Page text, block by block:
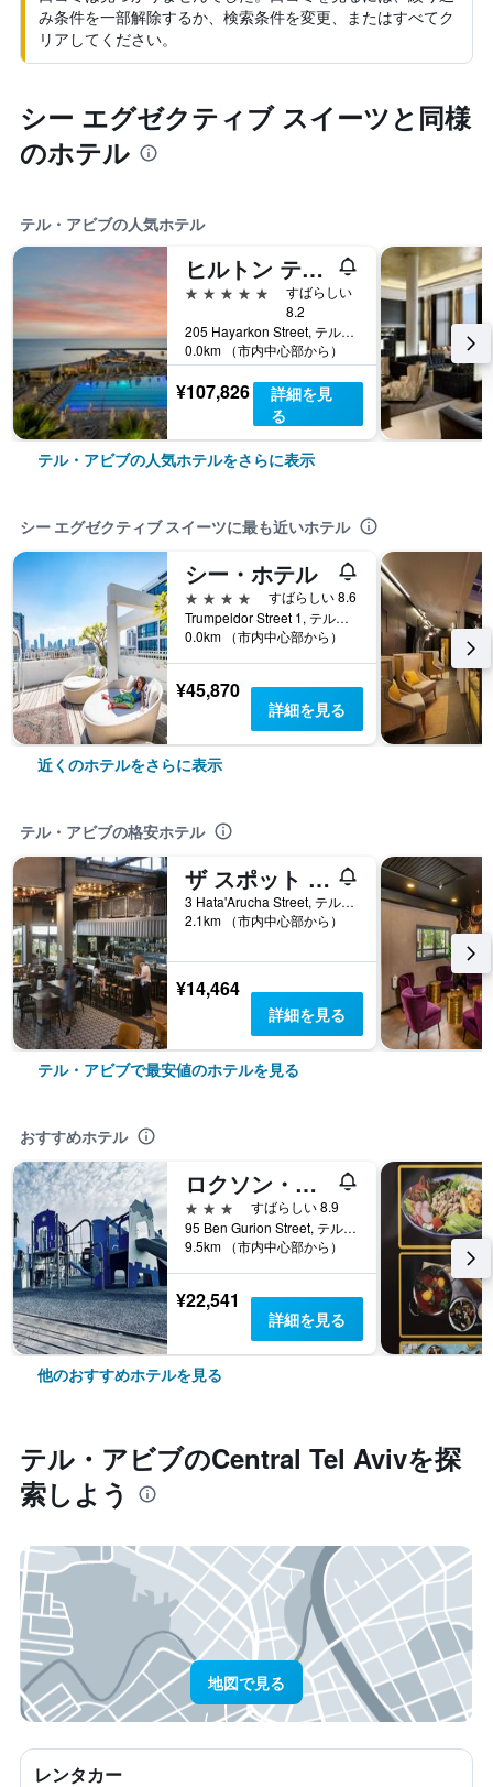
み条件を一部解除するか、検索条件を変更、またはすべてク
リアしてください。
シー エグゼクティブ スイーツと同様
のホテル
テル・アビブの人気ホテル
ヒルトン テル アビブ ホテル
5つ星
すばらしい
8.2
205 Hayarkon Street, テル・アビブ, テルアビブ・メトロポリタンエリア（グシュ・ダン）, イスラエル
0.0km （市内中心部から）
¥107,826
詳細を見
る
テル・アビブの人気ホテルをさらに表示
シー エグゼクティブ スイーツに最も近いホテル
シー・ホテル
4つ星
すばらしい 8.6
Trumpeldor Street 1, テル・アビブ, テルアビブ・メトロポリタンエリア（グシュ・ダン）, イスラエル
0.0km （市内中心部から）
¥45,870
詳細を見る
近くのホテルをさらに表示
テル・アビブの格安ホテル
ザ スポット ホステル
3 Hata'Arucha Street, テル・アビブ, テルアビブ・メトロポリタンエリア（グシュ・ダン）, イスラエル
2.1km （市内中心部から）
¥14,464
詳細を見る
テル・アビブで最安値のホテルを見る
おすすめホテル
ロクソン・シー・サンド・バト・ヤム
3つ星
すばらしい 8.9
95 Ben Gurion Street, テル・アビブ, テルアビブ・メトロポリタンエリア（グシュ・ダン）, イスラエル
9.5km （市内中心部から）
¥22,541
詳細を見る
他のおすすめホテルを見る
テル・アビブ​のCentral Tel Aviv​を探
索しよう
地図で見る
レンタカー